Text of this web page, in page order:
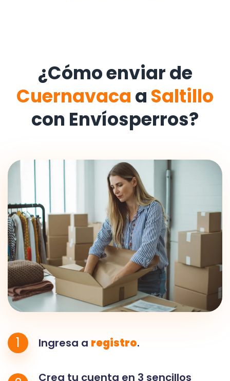
¿Cómo enviar de
Cuernavaca a Saltillo
con Envíosperros?
1 Ingresa a registro.
Crea tu cuenta en 3 sencillos